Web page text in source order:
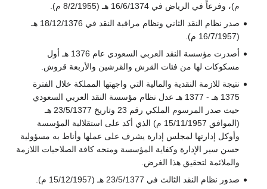
م)، وفرعاً في الرياض في 16/6/1374 هـ (8/2/1955 م).
صدر نظام النقد الثاني ونظام مراقبة النقد في 18/12/1376 هـ
(16/7/1957 م).
أصدرت مؤسسة النقد العربي السعودي عام 1376 هـ أول
مسكوكات لها من فئات القرش والقرشين والأربعة قروش.
نتيجة للازمة النقدية والمالية التي واجهتها المملكة خلال الفترة
1375 هـ - 1377 هـ عدل نظام مؤسسة النقد العربي السعودي
حيث صدر المرسوم الملكي رقم 23 وتاريخ 23/5/1377 هـ
(الموافق 15/11/1957 م) الذي أكد على استقلالية المؤسسة
وأوكل إدارتها لمجلس إدارة يشرف على عملها وأناط به مسؤولية
حسن سير الإدارة وكفاية المؤسسة ومنحه كافة الصلاحيات اللازمة
والملائمة لتحقيق هذا الغرض.
صدور نظام النقد الثالث في 23/5/1377 هـ (15/12/1957 م).